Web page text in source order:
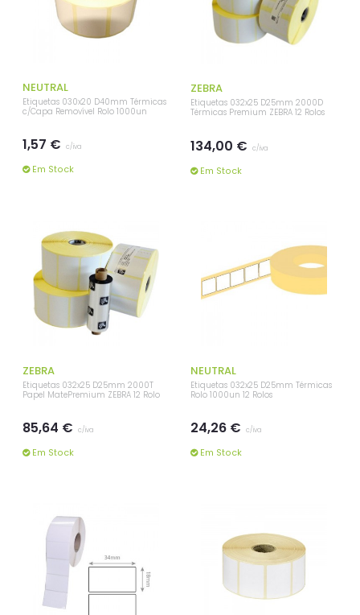
NEUTRAL
Etiquetas 030x20 D40mm Térmicas
c/Capa Removível Rolo 1000un
1,57 € c/iva
Em Stock
ZEBRA
Etiquetas 032x25 D25mm 2000D
Térmicas Premium ZEBRA 12 Rolos
134,00 € c/iva
Em Stock
ZEBRA
Etiquetas 032x25 D25mm 2000T
Papel MatePremium ZEBRA 12 Rolo
85,64 € c/iva
Em Stock
NEUTRAL
Etiquetas 032x25 D25mm Térmicas
Rolo 1000un 12 Rolos
24,26 € c/iva
Em Stock